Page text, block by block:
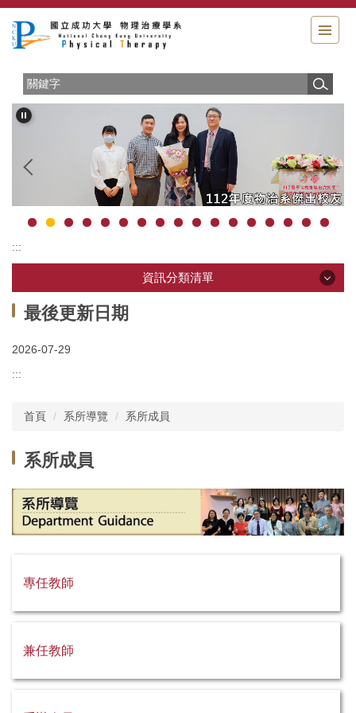
跳
到
主
區
:::
資訊分類清單
資訊分類清單
活動專區
下載專區
物理治療系學會
物理治療中心
成大物治系友會
捐款
悟志成大誌
最後更新日期
2026-07-29
:::
首頁 系所導覽 系所成員
系所成員
專任教師
兼任教師